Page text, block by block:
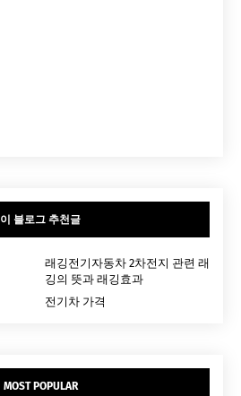
이 블로그 추천글
래깅전기자동차 2차전지 관련 래
깅의 뜻과 래깅효과
전기차 가격
MOST POPULAR